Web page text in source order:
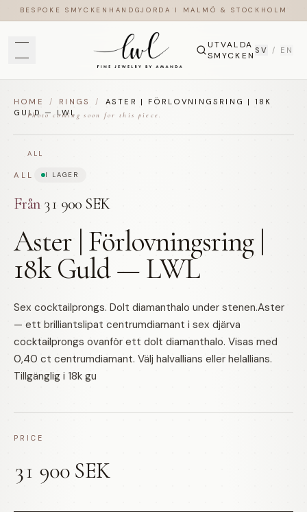
BESPOKE SMYCKEN HANDGJORDA I MALMÖ & STOCKHOLM
UTVALDA
SMYCKEN SV / EN
HOME / RINGS /
ASTER | FÖRLOVNINGSRING | 18K
GULD — LWL
ALL
Photo coming soon for this piece.
ALL I LAGER
Från 31 900 SEK
Aster | Förlovningsring |
18k Guld — LWL
Sex cocktailprongs. Dolt diamanthalo under stenen.Aster
— ett brilliantslipat centrumdiamant i sex djärva
cocktailprongs ovanför ett dolt diamanthalo. Visas med
0,40 ct centrumdiamant. Välj halvallians eller helallians.
Tillgänglig i 18k gu
PRICE
31 900 SEK